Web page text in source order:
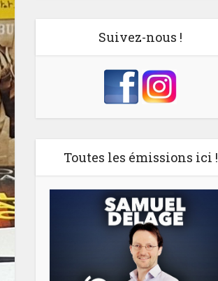
Suivez-nous !
Toutes les émissions ici !